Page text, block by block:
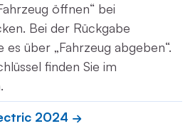
öffnen“ bei
Bei der Rückgabe
es über „Fahrzeug abgeben“.
finden Sie im
2024